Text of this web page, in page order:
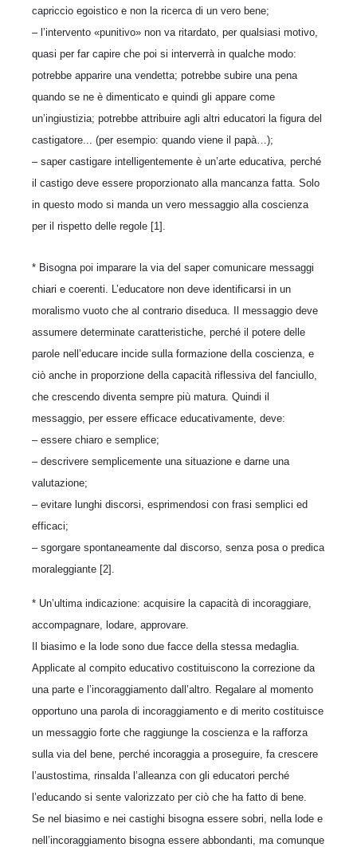
capriccio egoistico e non la ricerca di un vero bene;
– l’intervento «punitivo» non va ritardato, per qualsiasi motivo,
quasi per far capire che poi si interverrà in qualche modo:
potrebbe apparire una vendetta; potrebbe subire una pena
quando se ne è dimenticato e quindi gli appare come
un’ingiustizia; potrebbe attribuire agli altri educatori la figura del
castigatore... (per esempio: quando viene il papà…);
– saper castigare intelligentemente è un’arte educativa, perché
il castigo deve essere proporzionato alla mancanza fatta. Solo
in questo modo si manda un vero messaggio alla coscienza
per il rispetto delle regole [1].
* Bisogna poi imparare la via del saper comunicare messaggi
chiari e coerenti. L’educatore non deve identificarsi in un
moralismo vuoto che al contrario diseduca. Il messaggio deve
assumere determinate caratteristiche, perché il potere delle
parole nell’educare incide sulla formazione della coscienza, e
ciò anche in proporzione della capacità riflessiva del fanciullo,
che crescendo diventa sempre più matura. Quindi il
messaggio, per essere efficace educativamente, deve:
– essere chiaro e semplice;
– descrivere semplicemente una situazione e darne una
valutazione;
– evitare lunghi discorsi, esprimendosi con frasi semplici ed
efficaci;
– sgorgare spontaneamente dal discorso, senza posa o predica
moraleggiante [2].
* Un’ultima indicazione: acquisire la capacità di incoraggiare,
accompagnare, lodare, approvare.
Il biasimo e la lode sono due facce della stessa medaglia.
Applicate al compito educativo costituiscono la correzione da
una parte e l’incoraggiamento dall’altro. Regalare al momento
opportuno una parola di incoraggiamento e di merito costituisce
un messaggio forte che raggiunge la coscienza e la rafforza
sulla via del bene, perché incoraggia a proseguire, fa crescere
l’austostima, rinsalda l’alleanza con gli educatori perché
l’educando si sente valorizzato per ciò che ha fatto di bene.
Se nel biasimo e nei castighi bisogna essere sobri, nella lode e
nell’incoraggiamento bisogna essere abbondanti, ma comunque